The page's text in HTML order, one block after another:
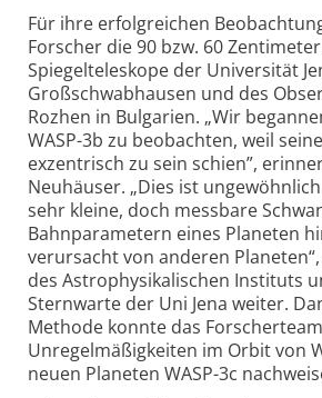
Für ihre erfolgreichen
Forscher die 90 bzw. 60
Spiegelteleskope der Universität
Großschwabhausen und des
Rozhen in Bulgarien. „Wir
WASP-3b zu beobachten, weil
exzentrisch zu sein schien”,
Neuhäuser. „Dies ist
sehr kleine, doch messbare
Bahnparametern eines Planeten
verursacht von anderen
des Astrophysikalischen Instituts
Sternwarte der Uni Jena weiter.
Methode konnte das
Unregelmäßigkeiten im Orbit von
neuen Planeten WASP-3c